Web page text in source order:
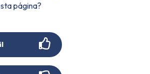
página?